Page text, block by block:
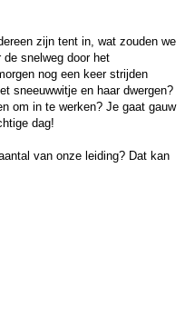
zijn tent in, wat zouden we
de snelweg door het
nog een keer strijden
sneeuwwitje en haar dwergen?
om in te werken? Je gaat gauw
dag!
van onze leiding? Dat kan